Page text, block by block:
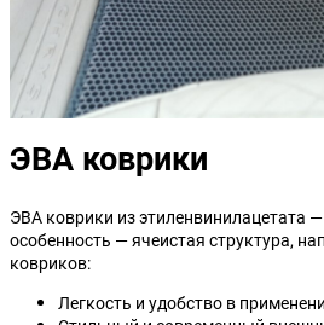
ЭВА коврики
ЭВА коврики из этиленвинилацетата
особенность — ячеистая структура,
ковриков:
Легкость и удобство в